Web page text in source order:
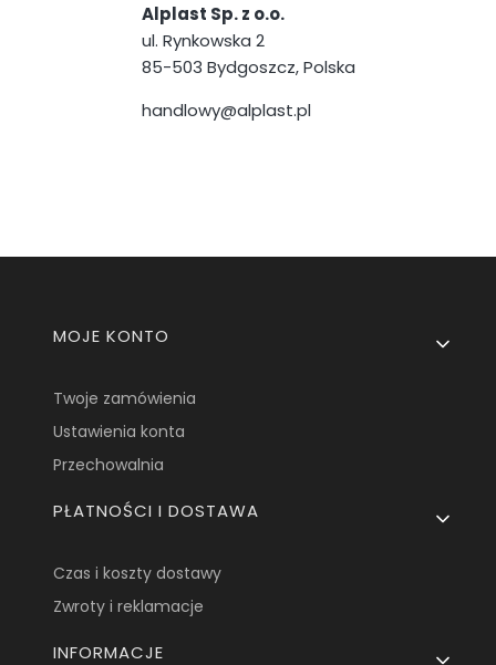
Alplast Sp. z o.o.
ul. Rynkowska 2
85-503 Bydgoszcz, Polska
handlowy@alplast.pl
Linki w stopce
MOJE KONTO
Twoje zamówienia
Ustawienia konta
Przechowalnia
PŁATNOŚCI I DOSTAWA
Czas i koszty dostawy
Zwroty i reklamacje
INFORMACJE